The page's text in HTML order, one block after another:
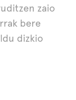
zaio
bere
dizkio